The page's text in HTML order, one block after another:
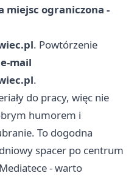
miejsc ograniczona -
. Powtórzenie
mail
.
do pracy, więc nie
humorem i
To dogodna
spacer po centrum
- warto